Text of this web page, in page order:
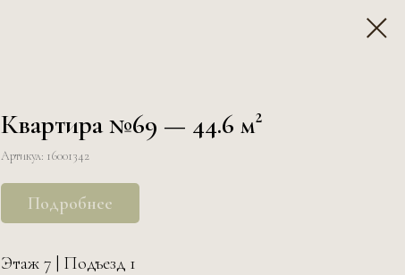
Квартира №69 — 44.6 м²
Артикул: 16001342
Подробнее
Этаж 7 | Подъезд 1